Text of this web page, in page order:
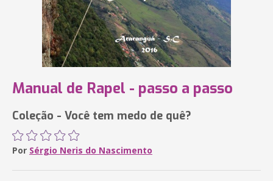
Manual de Rapel - passo a passo
Coleção - Você tem medo de quê?
Por Sérgio Neris do Nascimento